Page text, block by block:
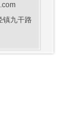
镇九干路